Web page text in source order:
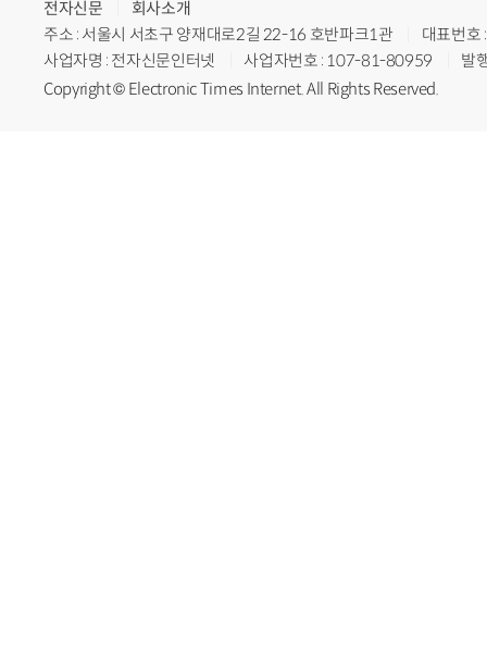
전자신문
회사소개
주소 : 서울시 서초구 양재대로2길 22-16 호반파크1관
대표번
사업자명 : 전자신문인터넷
사업자번호 : 107-81-80959
발
Copyright © Electronic Times Internet. All Rights Reserved.